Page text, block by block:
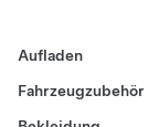
Aufladen
Fahrzeugzubehör